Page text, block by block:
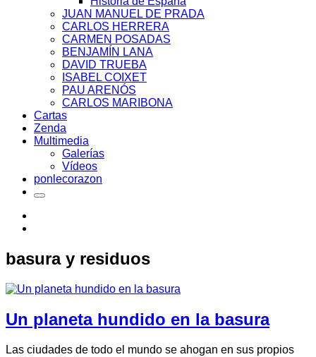
JUAN MANUEL DE PRADA
CARLOS HERRERA
CARMEN POSADAS
BENJAMÍN LANA
DAVID TRUEBA
ISABEL COIXET
PAU ARENÓS
CARLOS MARIBONA
Cartas
Zenda
Multimedia
Galerías
Vídeos
ponlecorazon
basura y residuos
Un planeta hundido en la basura
Las ciudades de todo el mundo se ahogan en sus propios